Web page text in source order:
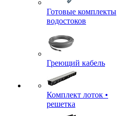
Готовые комплекты
водостоков
Греющий кабель
Комплект лоток •
решетка